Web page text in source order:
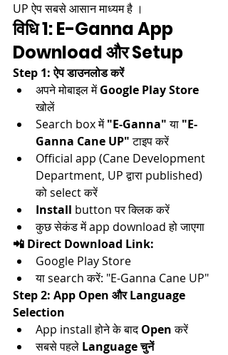
UP ऐप सबसे आसान माध्यम है ।​​
विधि 1: E-Ganna App
Download और Setup
Step 1: ऐप डाउनलोड करें
अपने मोबाइल में Google Play Store
खोलें
Search box में "E-Ganna" या "E-
Ganna Cane UP" टाइप करें
Official app (Cane Development
Department, UP द्वारा published)
को select करें​
Install button पर क्लिक करें​
कुछ सेकंड में app download हो जाएगा​
📲 Direct Download Link:
Google Play Store​
या search करें: "E-Ganna Cane UP"​​
Step 2: App Open और Language
Selection
App install होने के बाद Open करें​
सबसे पहले Language चुनें